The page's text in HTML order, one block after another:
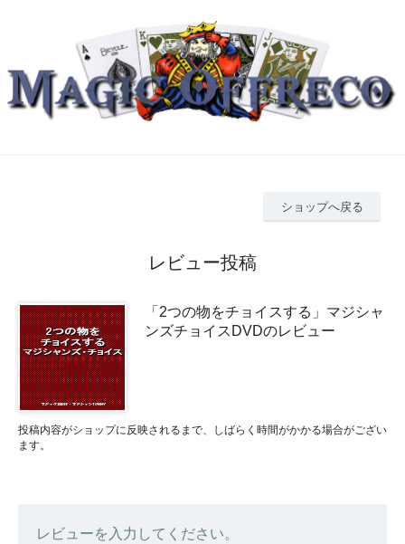
ショップへ戻る
レビュー投稿
「2つの物をチョイスする」マジシャ
ンズチョイスDVDのレビュー
投稿内容がショップに反映されるまで、しばらく時間がかかる場合がござい
ます。
レビューを入力してください。